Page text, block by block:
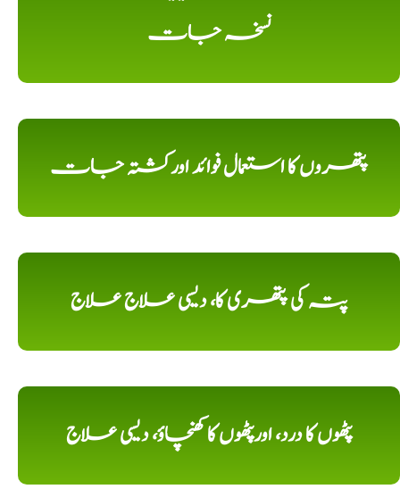
نسخہ جات
پتھروں کا استعمال فوائد اورکشتہ جات
پتہ کی پتھری کا، دیسی علاج علاج
پٹھوں کا درد، اورپٹھوں کا کھنچاؤ، دیسی علاج